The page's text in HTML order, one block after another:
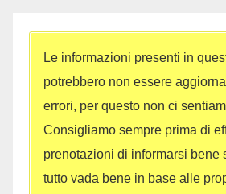
Le informazioni presenti in
potrebbero non essere
errori, per questo non ci
Consigliamo sempre prima di
prenotazioni di informarsi bene
tutto vada bene in base alle